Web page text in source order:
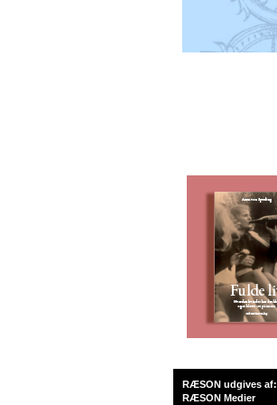
RÆSON udgives af:
RÆSON Medier